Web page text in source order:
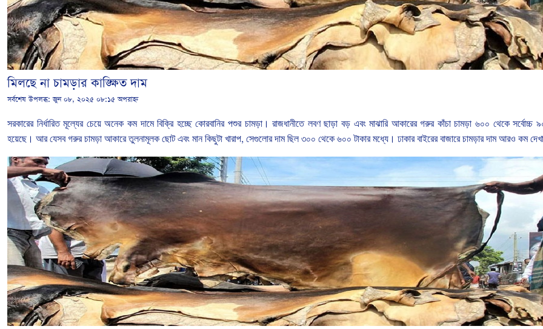
মিলছে না চামড়ার কাঙ্ক্ষিত দাম
সর্বশেষ উপলব্ধ:জুন ০৮, ২০২৫ ০৮:১৫ অপরাহ্ন
সরকারের নির্ধারিত মূল্যের চেয়ে অনেক কম দামে বিক্রি হচ্ছে কোরবানির পশুর চামড়া। রাজধানীতে লবণ ছাড়া বড় এবং মাঝারি আকারের গরুর কাঁচা চামড়া ৬০০ থেকে সর্বোচ্চ
হয়েছে। আর যেসব গরুর চামড়া আকারে তুলনামূলক ছোট এবং মান কিছুটা খারাপ, সেগুলোর দাম ছিল ৩০০ থেকে ৬০০ টাকার মধ্যে। ঢাকার বাইরের বাজারে চামড়ার দাম আরও কম